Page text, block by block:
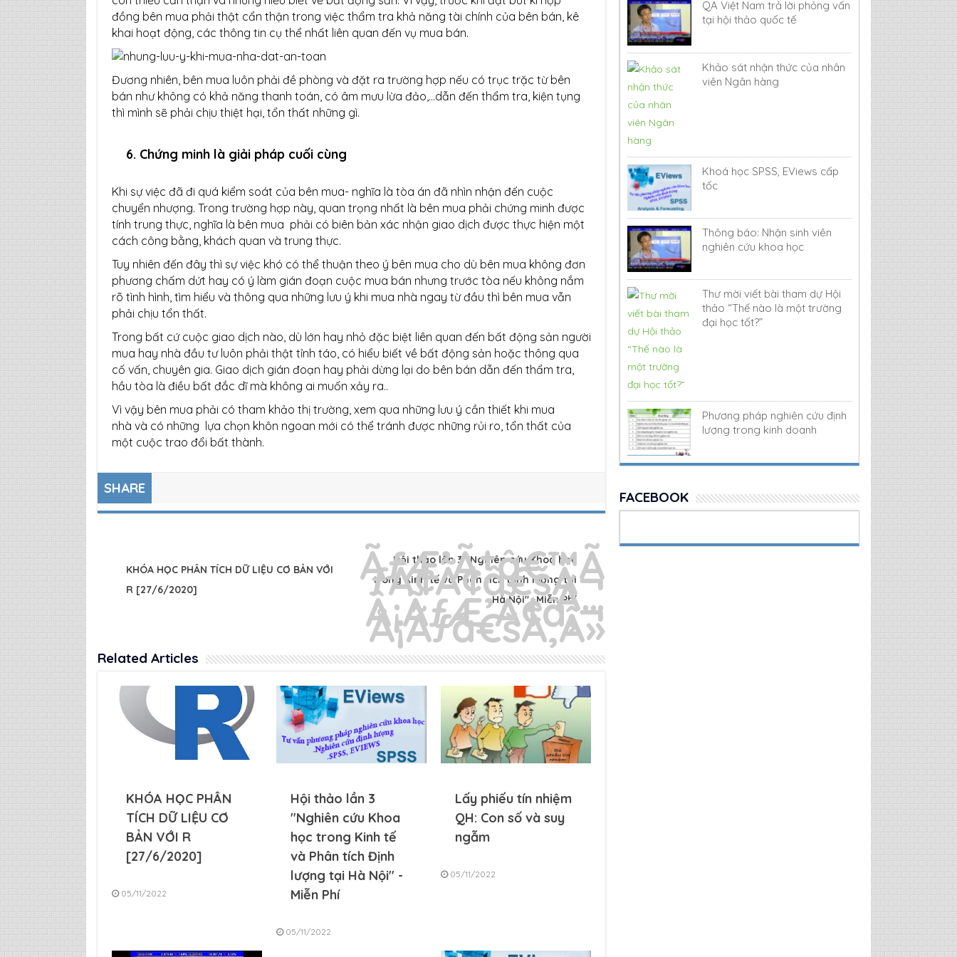
đồng bên mua phải thật cẩn thận trong việc thẩm tra khả năng tài chính của bên bán, kê
khai hoạt động, các thông tin cụ thể nhất liên quan đến vụ mua bán.
Đương nhiên, bên mua luôn phải đề phòng và đặt ra trường hợp nếu có trục trặc từ bên
bán như không có khả năng thanh toán, có âm mưu lừa đảo,…dẫn đến thẩm tra, kiện tụng
thì mình sẽ phải chịu thiệt hại, tổn thất những gì.
6. Chứng minh là giải pháp cuối cùng
Khi sự việc đã đi quá kiểm soát của bên mua- nghĩa là tòa án đã nhìn nhận đến cuộc
chuyển nhượng. Trong trường hợp này, quan trọng nhất là bên mua phải chứng minh được
tính trung thực, nghĩa là bên mua phải có biên bản xác nhận giao dịch được thực hiện một
cách công bằng, khách quan và trung thực.
Tuy nhiên đến đây thì sự việc khó có thể thuận theo ý bên mua cho dù bên mua không đơn
phương chấm dứt hay có ý làm gián đoạn cuộc mua bán nhưng trước tòa nếu không nắm
rõ tình hình, tìm hiểu và thông qua những lưu ý khi mua nhà ngay từ đầu thì bên mua vẫn
phải chịu tổn thất.
Trong bất cứ cuộc giao dịch nào, dù lớn hay nhỏ đặc biệt liên quan đến bất động sản người
mua hay nhà đầu tư luôn phải thật tỉnh táo, có hiểu biết về bất động sản hoặc thông qua
cố vấn, chuyên gia. Giao dịch gián đoạn hay phải dừng lại do bên bán dẫn đến thẩm tra,
hầu tòa là điều bất đắc dĩ mà không ai muốn xảy ra..
Vì vậy bên mua phải có tham khảo thị trường, xem qua những lưu ý cần thiết khi mua
nhà và có những lựa chọn khôn ngoan mới có thể tránh được những rủi ro, tổn thất của
một cuộc trao đổi bất thành.
SHARE
KHÓA HỌC PHÂN TÍCH DỮ LIỆU CƠ BẢN VỚI
R [27/6/2020]
Hội thảo lần 3 "Nghiên cứu Khoa học
trong Kinh tế và Phân tích Định lượng tại
Hà Nội" -Miễn Phí
Related Articles
KHÓA HỌC PHÂN
TÍCH DỮ LIỆU CƠ
BẢN VỚI R
[27/6/2020]
05/11/2022
Hội thảo lần 3
"Nghiên cứu Khoa
học trong Kinh tế
và Phân tích Định
lượng tại Hà Nội" -
Miễn Phí
05/11/2022
Lấy phiếu tín nhiệm
QH: Con số và suy
ngẫm
05/11/2022
QA Việt Nam trả lời phỏng vấn
tại hội thảo quốc tế
Khảo sát nhận thức của nhân
viên Ngân hàng
Khoá học SPSS, EViews cấp
tốc
Thông báo: Nhận sinh viên
nghiên cứu khoa học
Thư mời viết bài tham dự Hội
thảo “Thế nào là một trường
đại học tốt?”
Phương pháp nghiên cứu định
lượng trong kinh doanh
FACEBOOK